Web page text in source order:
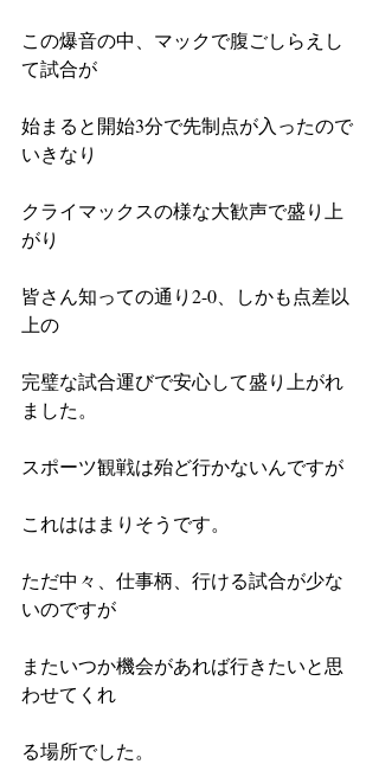
この爆音の中、マックで腹ごしらえし
て試合が
始まると開始3分で先制点が入ったので
いきなり
クライマックスの様な大歓声で盛り上
がり
皆さん知っての通り2-0、しかも点差以
上の
完璧な試合運びで安心して盛り上がれ
ました。
スポーツ観戦は殆ど行かないんですが
これははまりそうです。
ただ中々、仕事柄、行ける試合が少な
いのですが
またいつか機会があれば行きたいと思
わせてくれ
る場所でした。